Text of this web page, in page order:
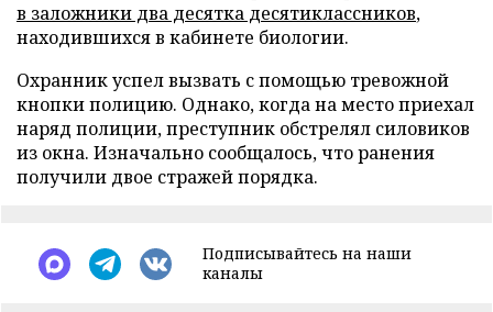
в заложники два десятка десятиклассников,
находившихся в кабинете биологии.
Охранник успел вызвать с помощью тревожной
кнопки полицию. Однако, когда на место приехал
наряд полиции, преступник обстрелял силовиков
из окна. Изначально сообщалось, что ранения
получили двое стражей порядка.
Подписывайтесь на наши
каналы